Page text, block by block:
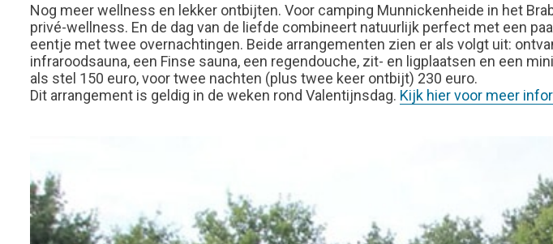
Nog meer wellness en lekker ontbijten. Voor camping Munnickenheide in het
privé-wellness. En de dag van de liefde combineert natuurlijk perfect met een
eentje met twee overnachtingen. Beide arrangementen zien er als volgt uit:
infraroodsauna, een Finse sauna, een regendouche, zit- en ligplaatsen en een
als stel 150 euro, voor twee nachten (plus twee keer ontbijt) 230 euro.
Dit arrangement is geldig in de weken rond Valentijnsdag. Kijk hier voor meer